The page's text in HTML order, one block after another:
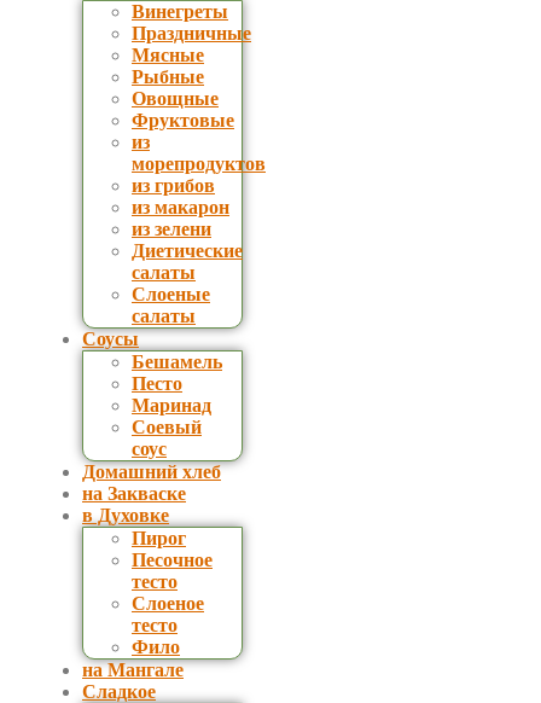
Винегреты
Праздничные
Мясные
Рыбные
Овощные
Фруктовые
из
морепродуктов
из грибов
из макарон
из зелени
Диетические
салаты
Слоеные
салаты
Соусы
Бешамель
Песто
Маринад
Соевый
соус
Домашний хлеб
на Закваске
в Духовке
Пирог
Песочное
тесто
Слоеное
тесто
Фило
на Мангале
Сладкое